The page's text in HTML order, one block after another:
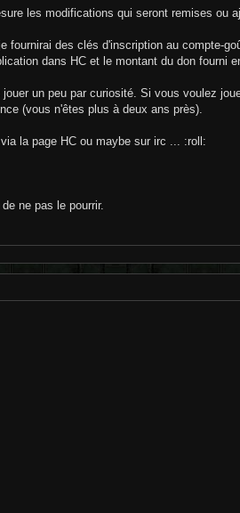
les modifications qui seront remises ou
des clés d'inscription au compte-
dans HC et le montant du don fourni
un peu par curiosité. Si vous voulez
(vous n'êtes plus à deux ans près).
la page HC ou maybe sur irc ... :roll:
ne pas le pourrir.